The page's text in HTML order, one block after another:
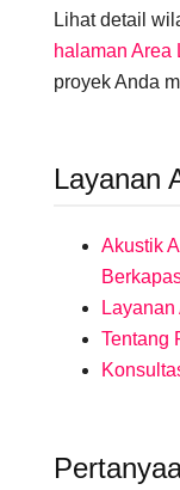
Lihat detail
halaman Area
proyek Anda
Layanan
Akustik
Tentang